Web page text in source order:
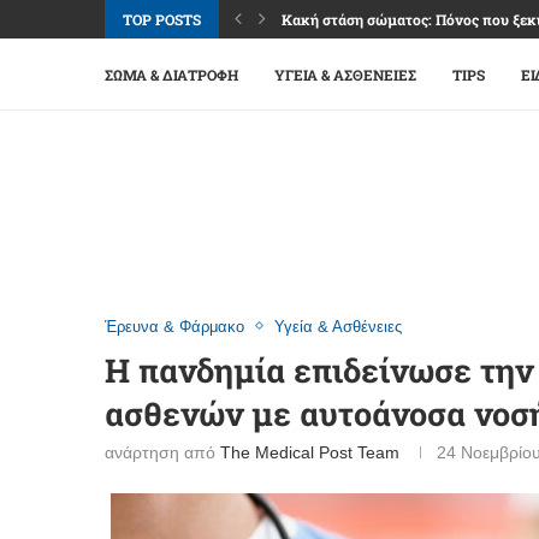
TOP POSTS
Κακή στάση σώματος: Πόνος που
ΣΏΜΑ & ΔΙΑΤΡΟΦΉ
ΥΓΕΊΑ & ΑΣΘΈΝΕΙΕΣ TIPS
Έρευνα & Φάρμακο Υγεία & Ασθένειες
Η πανδημία επιδείνωσε
ασθενών με αυτοάνοσα
ανάρτηση από The Medical Post Team 24